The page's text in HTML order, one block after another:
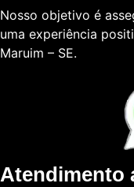
Nosso objetivo é
uma experiência
Maruim – SE.
Atendimento